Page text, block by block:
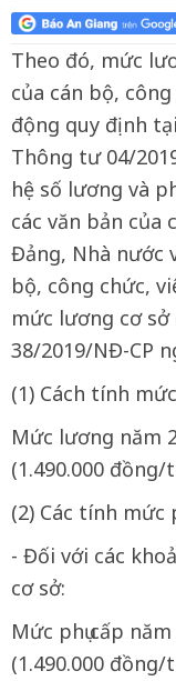
Theo đó, mức
của cán bộ,
động quy định
Thông tư 04/
hệ số lương và
các văn bản của
Đảng, Nhà nước
bộ, công chức,
mức lương cơ
38/2019/NĐ-CP
(1) Cách tính
Mức lương năm
(1.490.000
(2) Các tính mức
- Đối với các
cơ sở:
Mức phụ cấp
(1.490.000 đồng/